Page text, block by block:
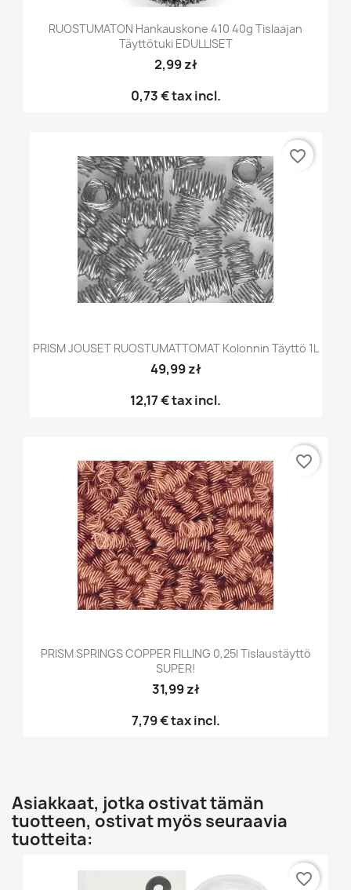
RUOSTUMATON Hankauskone 410 40g Tislaajan
Täyttötuki EDULLISET
2,99 zł
0,73 €tax incl.
PRISM JOUSET RUOSTUMATTOMAT Kolonnin Täyttö 1L
49,99 zł
12,17 €tax incl.
favorite_border
PRISM SPRINGS COPPER FILLING 0,25l Tislaustäyttö
SUPER!
31,99 zł
7,79 €tax incl.
favorite_border
Asiakkaat, jotka ostivat tämän
tuotteen, ostivat myös seuraavia
tuotteita:
favorite_border